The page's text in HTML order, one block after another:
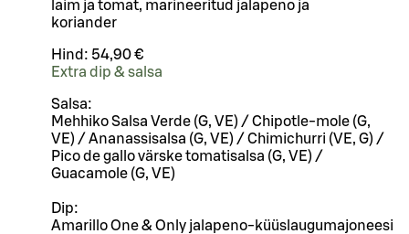
laim ja tomat, marineeritud jalapeno ja
koriander
Hind: 54,90 €
Extra dip & salsa
Salsa:
Mehhiko Salsa Verde (G, VE) / Chipotle-mole (G,
VE) / Ananassisalsa (G, VE) / Chimichurri (VE, G) /
Pico de gallo värske tomatisalsa (G, VE) /
Guacamole (G, VE)
Dip:
Amarillo One & Only jalapeno-küüslaugumajoneesi